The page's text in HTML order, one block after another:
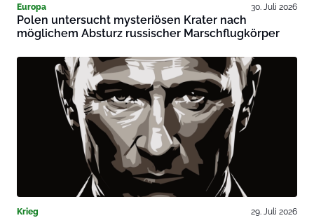
Europa 30. Juli 2026
Polen untersucht mysteriösen Krater nach
möglichem Absturz russischer Marschflugkörper
Krieg 29. Juli 2026